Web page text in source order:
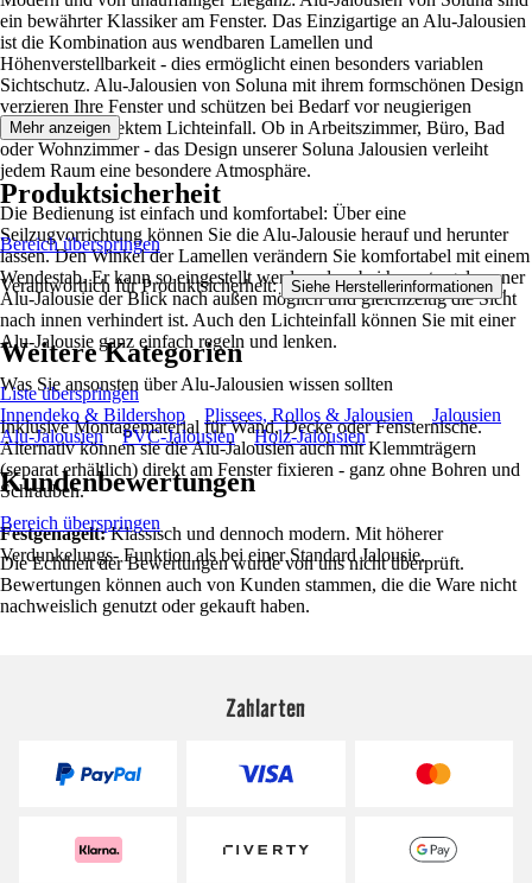
ein bewährter Klassiker am Fenster. Das Einzigartige an Alu-Jalousien
ist die Kombination aus wendbaren Lamellen und
Höhenverstellbarkeit - dies ermöglicht einen besonders variablen
Sichtschutz. Alu-Jalousien von Soluna mit ihrem formschönen Design
verzieren Ihre Fenster und schützen bei Bedarf vor neugierigen
Blicken und direktem Lichteinfall. Ob in Arbeitszimmer, Büro, Bad
oder Wohnzimmer - das Design unserer Soluna Jalousien verleiht
jedem Raum eine besondere Atmosphäre.
Die Bedienung ist einfach und komfortabel: Über eine
Seilzugvorrichtung können Sie die Alu-Jalousie herauf und herunter
lassen. Den Winkel der Lamellen verändern Sie komfortabel mit einem
Wendestab. Er kann so eingestellt werden, dass bei heruntergelassener
Alu-Jalousie der Blick nach außen möglich und gleichzeitig die Sicht
nach innen verhindert ist. Auch den Lichteinfall können Sie mit einer
Alu-Jalousie ganz einfach regeln und lenken.
Was Sie ansonsten über Alu-Jalousien wissen sollten
Inklusive Montagematerial für Wand, Decke oder Fensternische.
Alternativ können sie die Alu-Jalousien auch mit Klemmträgern
(separat erhältlich) direkt am Fenster fixieren - ganz ohne Bohren und
Schrauben.
Festgenagelt:Klassisch und dennoch modern. Mit höherer
Verdunkelungs- Funktion als bei einer Standard Jalousie.
Mehr anzeigen
Produktsicherheit
Bereich überspringen
Verantwortlich für Produktsicherheit: Siehe Herstellerinformationen .
Weitere Kategorien
Liste überspringen
Innendeko & Bildershop
Plissees, Rollos & Jalousien
Jalousien
Alu-Jalousien
PVC-Jalousien Holz-Jalousien
Kundenbewertungen
Bereich überspringen
Die Echtheit der Bewertungen wurde von uns nicht überprüft.
Bewertungen können auch von Kunden stammen, die die Ware nicht
nachweislich genutzt oder gekauft haben.
Zahlarten